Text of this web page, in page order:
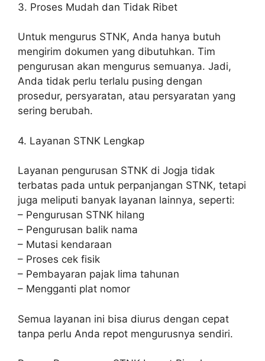
3. Proses Mudah dan Tidak Ribet
Untuk mengurus STNK, Anda hanya butuh
mengirim dokumen yang dibutuhkan. Tim
pengurusan akan mengurus semuanya. Jadi,
Anda tidak perlu terlalu pusing dengan
prosedur, persyaratan, atau persyaratan yang
sering berubah.
4. Layanan STNK Lengkap
Layanan pengurusan STNK di Jogja tidak
terbatas pada untuk perpanjangan STNK, tetapi
juga meliputi banyak layanan lainnya, seperti:
– Pengurusan STNK hilang
– Pengurusan balik nama
– Mutasi kendaraan
– Proses cek fisik
– Pembayaran pajak lima tahunan
– Mengganti plat nomor
Semua layanan ini bisa diurus dengan cepat
tanpa perlu Anda repot mengurusnya sendiri.